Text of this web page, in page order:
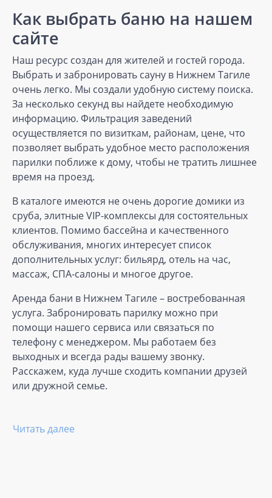
Как выбрать баню на нашем
сайте
Наш ресурс создан для жителей и гостей города.
Выбрать и забронировать сауну в Нижнем Тагиле
очень легко. Мы создали удобную систему поиска.
За несколько секунд вы найдете необходимую
информацию. Фильтрация заведений
осуществляется по визиткам, районам, цене, что
позволяет выбрать удобное место расположения
парилки поближе к дому, чтобы не тратить лишнее
время на проезд.
В каталоге имеются не очень дорогие домики из
сруба, элитные VIP-комплексы для состоятельных
клиентов. Помимо бассейна и качественного
обслуживания, многих интересует список
дополнительных услуг: бильярд, отель на час,
массаж, СПА-салоны и многое другое.
Аренда бани в Нижнем Тагиле – востребованная
услуга. Забронировать парилку можно при
помощи нашего сервиса или связаться по
телефону с менеджером. Мы работаем без
выходных и всегда рады вашему звонку.
Расскажем, куда лучше сходить компании друзей
или дружной семье.
Читать далее